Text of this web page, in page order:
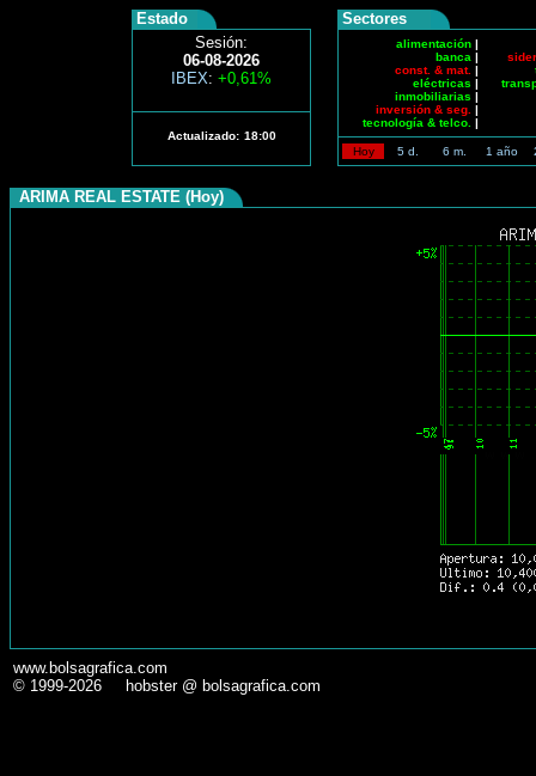
Estado
Sesión:
06-08-2026
IBEX: +0,61%
Actualizado: 18:00
Sectores
alimentación |
banca |
const. & mat. |
eléctricas |
inmobiliarias |
inversión & seg. |
tecnología & telco. |
Hoy 5 d. 6 m. 1 año
ARIMA REAL ESTATE (Hoy)
www.bolsagrafica.com
© 1999-2026 hobster @ bolsagrafica.com